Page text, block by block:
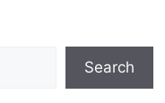
Search